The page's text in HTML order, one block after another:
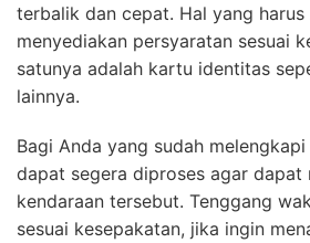
terbalik dan cepat. Hal yang
menyediakan persyaratan sesuai
satunya adalah kartu identitas
lainnya.
Bagi Anda yang sudah
dapat segera diproses agar dapat
kendaraan tersebut. Tenggang
sesuai kesepakatan, jika ingin